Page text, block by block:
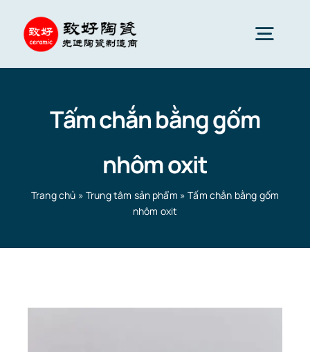
content
Dịch vụ
Ứng dụng gốm sứ
Tấm chắn bằng gốm
nhôm oxit
Trang chủ » Trung tâm sản phẩm »Tấm chắn bằng gốm
nhôm oxit